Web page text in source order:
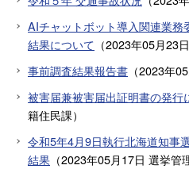
AIチャットボット導入関連業
結果について （2023年05月23日
事前調査結果報告書 （2023年
被害届兼被害届出証明書の発行
籍住民課）
令和5年4月9日執行北海道知事
結果 （2023年05月17日 選挙管